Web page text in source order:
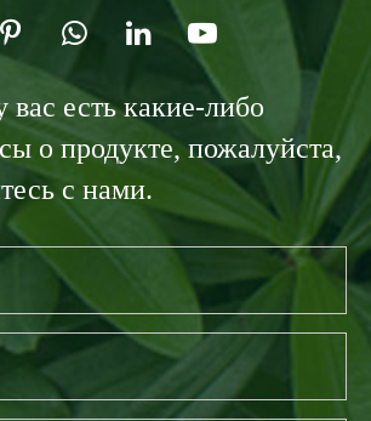
вас есть какие-либо
о продукте, пожалуйста,
с нами.